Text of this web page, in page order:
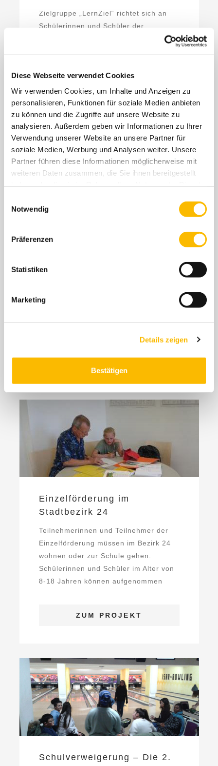
Diese Webseite verwendet Cookies
Wir verwenden Cookies, um Inhalte und Anzeigen zu
personalisieren, Funktionen für soziale Medien anbieten
zu können und die Zugriffe auf unsere Website zu
analysieren. Außerdem geben wir Informationen zu Ihrer
Verwendung unserer Website an unsere Partner für
soziale Medien, Werbung und Analysen weiter. Unsere
Partner führen diese Informationen möglicherweise mit
weiteren Daten zusammen, die Sie ihnen bereitgestellt
Cookies, wenn Sie unsere Webseite weiterhin nutzen.
Notwendig
Präferenzen
Statistiken
Marketing
Details zeigen
Bestätigen
Zielgruppe „LernZiel“ richtet sich an
Schülerinnen und Schüler der
Sozialpädagogische
Kinder und Jugendliche ab 8 Jahren,
Tagesstätte (HPT) besucht haben. Die
Eine weitere, individuelle Unterstützung
ZUM PROJEKT
Einzelförderung im
Stadtbezirk 24
Teilnehmerinnen und Teilnehmer der
Einzelförderung müssen im Bezirk 24
wohnen oder zur Schule gehen.
Schülerinnen und Schüler im Alter von
8-18 Jahren können aufgenommen
ZUM PROJEKT
Schulverweigerung – Die 2.